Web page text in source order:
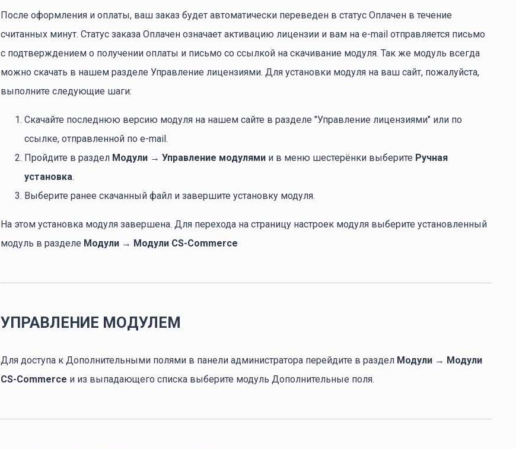
После оформления и оплаты, ваш заказ будет автоматически переведен в статус Оплачен в течение
считанных минут. Статус заказа Оплачен означает активацию лицензии и вам на e-mail отправляется письмо
с подтверждением о получении оплаты и письмо со ссылкой на скачивание модуля. Так же модуль всегда
можно скачать в нашем разделе Управление лицензиями. Для установки модуля на ваш сайт, пожалуйста,
выполните следующие шаги:
Скачайте последнюю версию модуля на нашем сайте в разделе "Управление лицензиями" или по
ссылке, отправленной по e-mail.
Пройдите в раздел Модули → Управление модулями и в меню шестерёнки выберите Ручная
установка.
Выберите ранее скачанный файл и завершите установку модуля.
На этом установка модуля завершена. Для перехода на страницу настроек модуля выберите установленный
модуль в разделе Модули → Модули CS-Commerce
УПРАВЛЕНИЕ МОДУЛЕМ
Для доступа к Дополнительными полями в панели администратора перейдите в раздел Модули → Модули
CS-Commerce и из выпадающего списка выберите модуль Дополнительные поля.